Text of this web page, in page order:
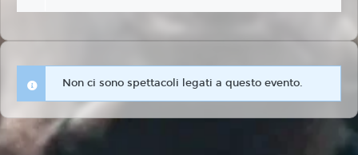
Non ci sono spettacoli legati a questo evento.